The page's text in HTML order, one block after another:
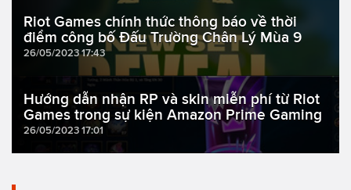
Riot Games chính thức thông báo về thời
điểm công bố Đấu Trường Chân Lý Mùa 9
26/05/2023 17:43
Hướng dẫn nhận RP và skin miễn phí từ Riot
Games trong sự kiện Amazon Prime Gaming
26/05/2023 17:01